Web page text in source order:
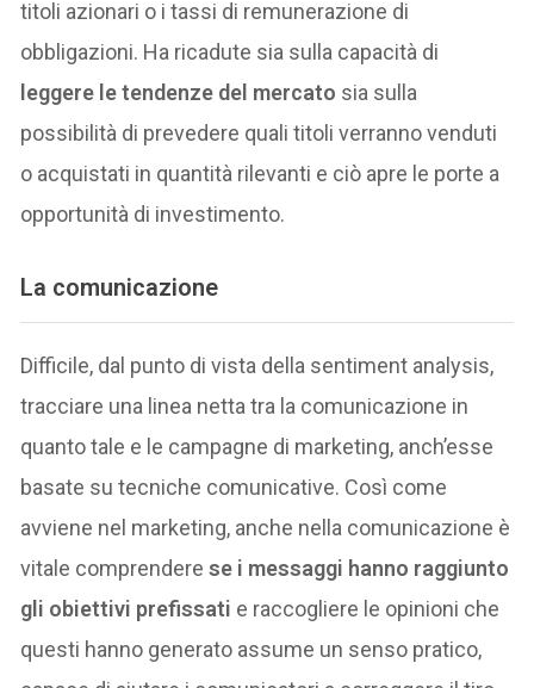
titoli azionari o i tassi di remunerazione di
obbligazioni. Ha ricadute sia sulla capacità di
leggere le tendenze del mercato sia sulla
possibilità di prevedere quali titoli verranno venduti
o acquistati in quantità rilevanti e ciò apre le porte a
opportunità di investimento.
La comunicazione
Difficile, dal punto di vista della sentiment analysis,
tracciare una linea netta tra la comunicazione in
quanto tale e le campagne di marketing, anch’esse
basate su tecniche comunicative. Così come
avviene nel marketing, anche nella comunicazione è
vitale comprenderese i messaggi hanno raggiunto
gli obiettivi prefissati e raccogliere le opinioni che
questi hanno generato assume un senso pratico,